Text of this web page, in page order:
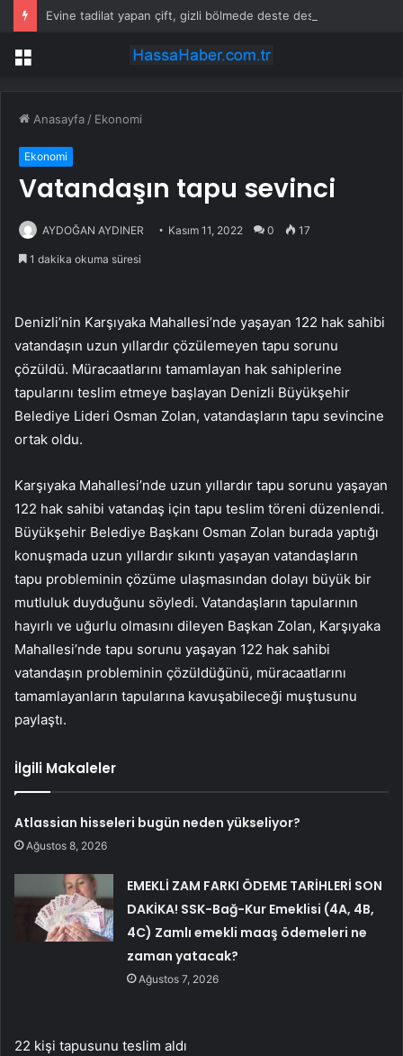
Menü
Anasayfa / Ekonomi
Ekonomi
Vatandaşın tapu sevinci
AYDOĞAN AYDINER Kasım 11, 2022 0 17
1 dakika okuma süresi
Denizli’nin Karşıyaka Mahallesi’nde yaşayan 122 hak sahibi
vatandaşın uzun yıllardır çözülemeyen tapu sorunu
çözüldü. Müracaatlarını tamamlayan hak sahiplerine
tapularını teslim etmeye başlayan Denizli Büyükşehir
Belediye Lideri Osman Zolan, vatandaşların tapu sevincine
ortak oldu.
Karşıyaka Mahallesi’nde uzun yıllardır tapu sorunu yaşayan
122 hak sahibi vatandaş için tapu teslim töreni düzenlendi.
Büyükşehir Belediye Başkanı Osman Zolan burada yaptığı
konuşmada uzun yıllardır sıkıntı yaşayan vatandaşların
tapu probleminin çözüme ulaşmasından dolayı büyük bir
mutluluk duyduğunu söyledi. Vatandaşların tapularının
hayırlı ve uğurlu olmasını dileyen Başkan Zolan, Karşıyaka
Mahallesi’nde tapu sorunu yaşayan 122 hak sahibi
vatandaşın probleminin çözüldüğünü, müracaatlarını
tamamlayanların tapularına kavuşabileceği muştusunu
paylaştı.
İlgili Makaleler
Atlassian hisseleri bugün neden yükseliyor?
Ağustos 8, 2026
EMEKLİ ZAM FARKI ÖDEME TARİHLERİ SON
DAKİKA! SSK-Bağ-Kur Emeklisi (4A, 4B,
4C) Zamlı emekli maaş ödemeleri ne
zaman yatacak?
Ağustos 7, 2026
22 kişi tapusunu teslim aldı